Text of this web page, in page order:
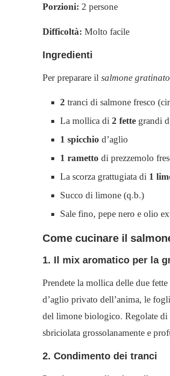
Porzioni: 2 persone
Difficoltà: Molto facile
Ingredienti
Per preparare il salmone
2 tranci di salmone fresco
La mollica di 2 fette grandi
1 spicchio d’aglio
1 rametto di prezzemolo
La scorza grattugiata di 1
Succo di limone (q.b.)
Sale fino, pepe nero e olio
Come cucinare il
1. Il mix aromatico per la
Prendete la mollica delle due
d’aglio privato dell’anima, le
del limone biologico. Regolate di
sbriciolata grossolanamente e
2. Condimento dei tranci